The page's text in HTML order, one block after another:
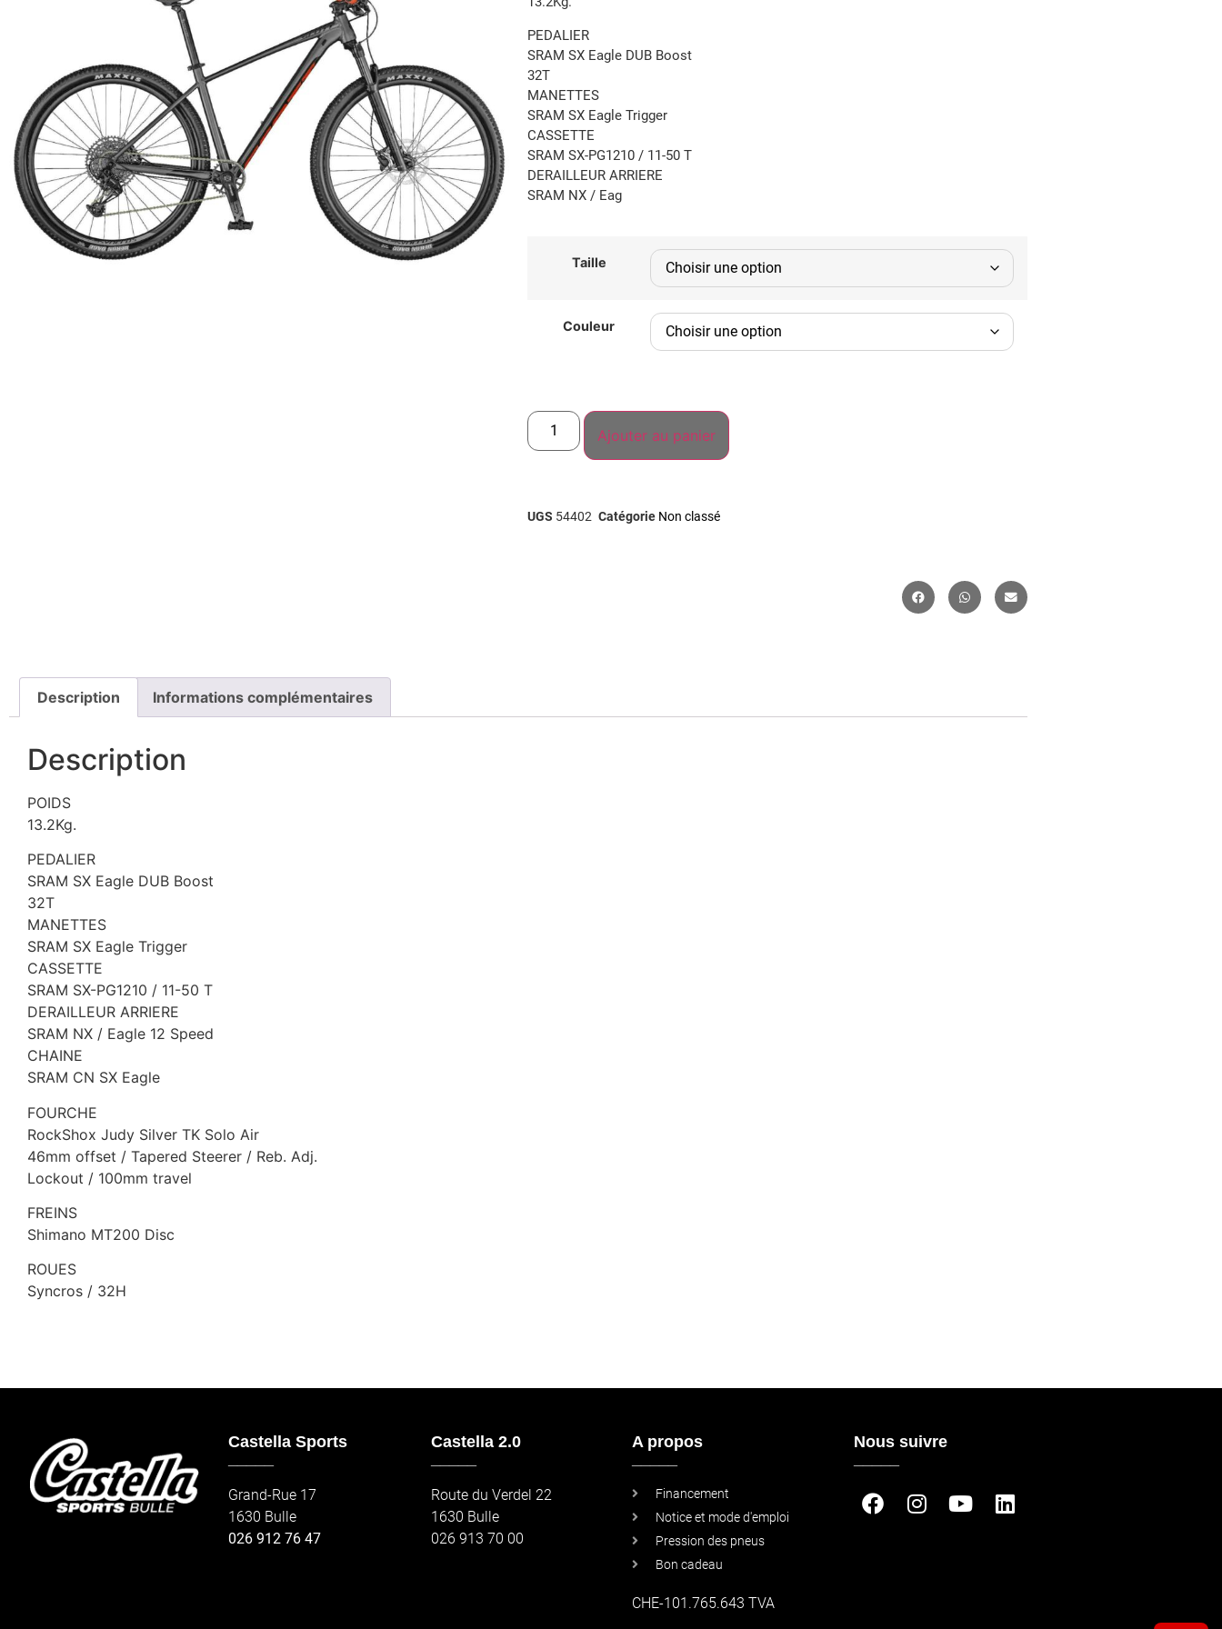
PEDALIER
SRAM SX Eagle DUB Boost
32T
MANETTES
SRAM SX Eagle Trigger
CASSETTE
SRAM SX-PG1210 / 11-50 T
DERAILLEUR ARRIERE
SRAM NX / Eag
Taille
Couleur
Ajouter au panier
UGS 54402 Catégorie Non classé
Description Informations complémentaires
Description
POIDS
13.2Kg.
PEDALIER
SRAM SX Eagle DUB Boost
32T
MANETTES
SRAM SX Eagle Trigger
CASSETTE
SRAM SX-PG1210 / 11-50 T
DERAILLEUR ARRIERE
SRAM NX / Eagle 12 Speed
CHAINE
SRAM CN SX Eagle
FOURCHE
RockShox Judy Silver TK Solo Air
46mm offset / Tapered Steerer / Reb. Adj.
Lockout / 100mm travel
FREINS
Shimano MT200 Disc
ROUES
Syncros / 32H
Castella Sports
Grand-Rue 17
1630 Bulle
026 912 76 47
Castella 2.0
Route du Verdel 22
1630 Bulle
026 913 70 00
A propos
Financement
Notice et mode d'emploi
Pression des pneus
Bon cadeau
CHE-101.765.643 TVA
Nous suivre